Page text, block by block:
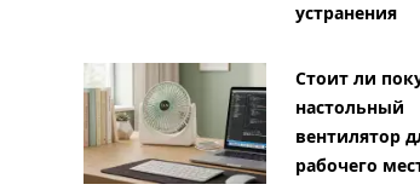
устранения
Стоит ли
настольный
вентилятор
рабочего